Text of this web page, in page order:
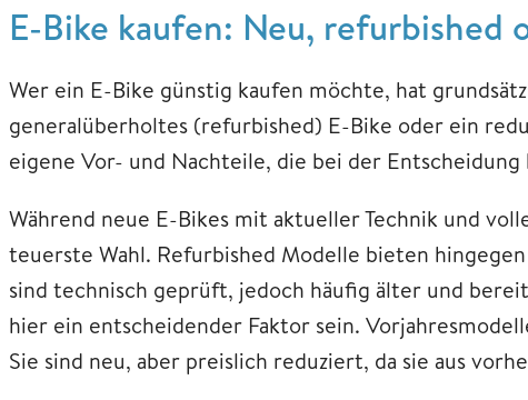
E-Bike kaufen: Neu, refurbished
Wer ein E-Bike günstig kaufen möchte, hat
generalüberholtes (refurbished) E-Bike oder ein
eigene Vor- und Nachteile, die bei der
Während neue E-Bikes mit aktueller Technik und
teuerste Wahl. Refurbished Modelle bieten
sind technisch geprüft, jedoch häufig älter und
hier ein entscheidender Faktor sein.
Sie sind neu, aber preislich reduziert, da sie aus